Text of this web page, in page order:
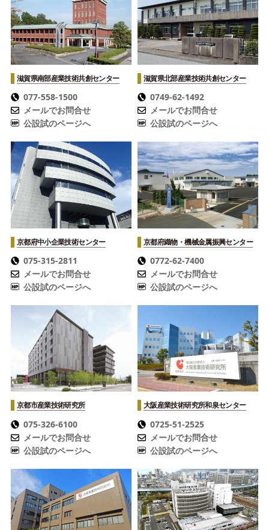
滋賀県南部産業技術共創センター
077-558-1500
メールでお問合せ
公設試のページへ
滋賀県北部産業技術共創センター
0749-62-1492
メールでお問合せ
公設試のページへ
京都府中小企業技術センター
075-315-2811
メールでお問合せ
公設試のページへ
京都府織物・機械金属振興センター
0772-62-7400
メールでお問合せ
公設試のページへ
京都市産業技術研究所
075-326-6100
メールでお問合せ
公設試のページへ
大阪産業技術研究所和泉センター
0725-51-2525
メールでお問合せ
公設試のページへ